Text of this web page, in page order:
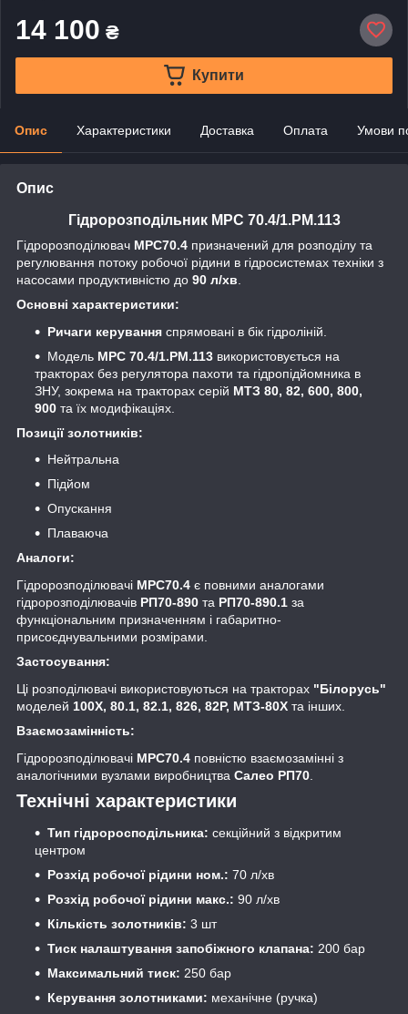
14 100 ₴
Купити
Опис Характеристики Доставка Оплата Умови
Опис
Гідророзподільник МРС 70.4/1.РМ.113
Гідророзподілювач МРС70.4 призначений для розподілу та
регулювання потоку робочої рідини в гідросистемах техніки з
насосами продуктивністю до 90 л/хв
Основні характеристики:
Ричаги керування спрямовані в бік гідроліній.
Модель МРС 70.4/1.РМ.113 використовується на
тракторах без регулятора пахоти та гідропідйомника в
ЗНУ, зокрема на тракторах серій МТЗ 80, 82, 600, 800,
900 та їх модифікаціях.
Позиції золотників:
Нейтральна
Підйом
Опускання
Плаваюча
Аналоги:
Гідророзподілювачі МРС70.4 є повними аналогами
гідророзподілювачів РП70-890 та РП70-890.1 за
функціональним призначенням і габаритно-
присоєднувальними розмірами.
Застосування:
Ці розподілювачі використовуються на тракторах "Білорусь"
моделей 100Х, 80.1, 82.1, 826, 82Р, МТЗ-80Х та інших.
Взаємозамінність:
Гідророзподілювачі МРС70.4 повністю взаємозамінні з
аналогічними вузлами виробництва Салео РП70
Технічні характеристики
Тип гідроросподільника: секційний з відкритим
центром
Розхід робочої рідини ном.: 70 л/хв
Розхід робочої рідини макс.: 90 л/хв
Кількість золотників: 3 шт
Тиск налаштування запобіжного клапана: 200 бар
Максимальний тиск: 250 бар
Керування золотниками: механічне (ручка)